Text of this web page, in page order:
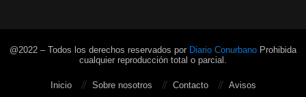
@2022 – Todos los derechos reservados por Diario Conurbano Prohibida
cualquier reproducción total o parcial.
Inicio Sobre nosotros Contacto Avisos